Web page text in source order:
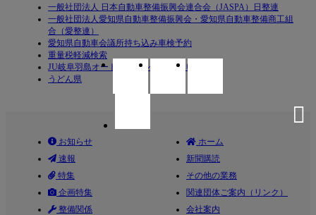
一般社団法人 日本自動車整備振興会連合会（JASPA）日整連
一般社団法人愛知県自動車整備振興会・愛知県自動車整備商工組
合（愛整連）
愛知県自動車会議所持ち込み車検予約
重量税軽減検索
JU岐阜羽島オートオークション（ＪＵ岐阜）
うどん県
お知らせ
速報
特集
企画特集
整備関係
ホーム
新聞購読
その他の業務
関連団体ご案内（リンク）
会社案内